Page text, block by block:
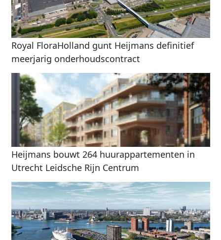
Royal FloraHolland gunt Heijmans definitief
meerjarig onderhoudscontract
Heijmans bouwt 264 huurappartementen in
Utrecht Leidsche Rijn Centrum